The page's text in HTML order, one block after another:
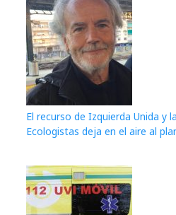
El recurso de Izquierda Unida y
Ecologistas deja en el aire al